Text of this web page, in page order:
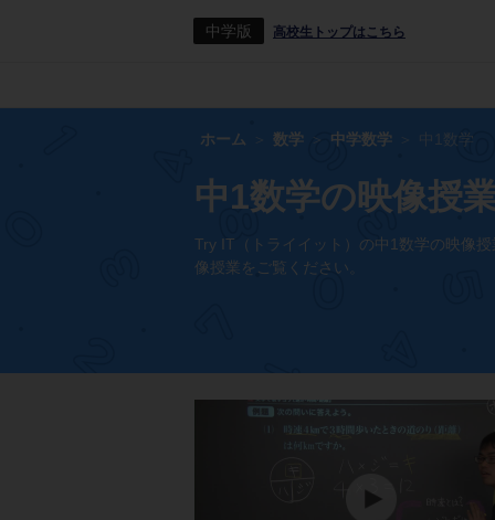
中学版 高校生トップはこちら
ホーム 数学 中学数学 中1数学
中1数学の映像授
Try IT（トライイット）の中1数学の映像
像授業をご覧ください。